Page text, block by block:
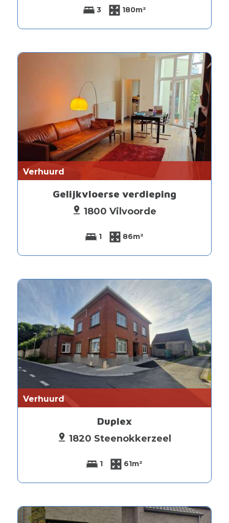
3 180m²
Verhuurd
Gelijkvloerse verdieping
1800 Vilvoorde
1 86m²
Verhuurd
Duplex
1820 Steenokkerzeel
1 61m²